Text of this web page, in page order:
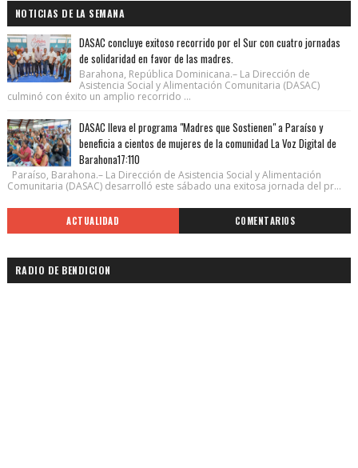
NOTICIAS DE LA SEMANA
DASAC concluye exitoso recorrido por el Sur con cuatro jornadas
de solidaridad en favor de las madres.
Barahona, República Dominicana.– La Dirección de
Asistencia Social y Alimentación Comunitaria (DASAC)
culminó con éxito un amplio recorrido ...
DASAC lleva el programa "Madres que Sostienen" a Paraíso y
beneficia a cientos de mujeres de la comunidad La Voz Digital de
Barahona17:110
Paraíso, Barahona.– La Dirección de Asistencia Social y Alimentación
Comunitaria (DASAC) desarrolló este sábado una exitosa jornada del pr...
ACTUALIDAD COMENTARIOS
RADIO DE BENDICION